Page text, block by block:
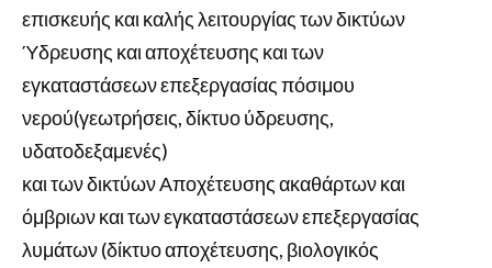
επισκευής και καλής λειτουργίας των δικτύων
Ύδρευσης και αποχέτευσης και των
εγκαταστάσεων επεξεργασίας πόσιμου
νερού(γεωτρήσεις, δίκτυο ύδρευσης,
υδατοδεξαμενές)
και των δικτύων Αποχέτευσης ακαθάρτων και
όμβριων και των εγκαταστάσεων επεξεργασίας
λυμάτων (δίκτυο αποχέτευσης, βιολογικός